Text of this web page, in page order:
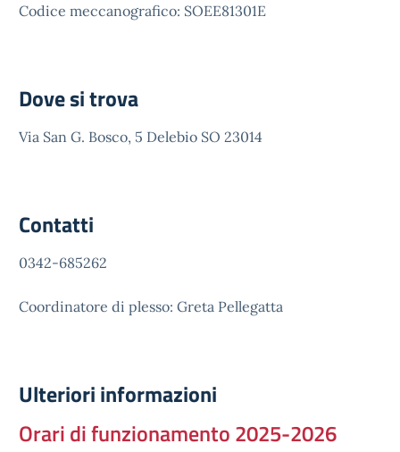
Codice meccanografico: SOEE81301E
Dove si trova
Via San G. Bosco, 5 Delebio SO 23014
Contatti
0342-685262
Coordinatore di plesso: Greta Pellegatta
Ulteriori informazioni
Orari di funzionamento 2025-2026